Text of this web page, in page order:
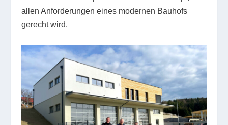
allen Anforderungen eines modernen Bauhofs
gerecht wird.